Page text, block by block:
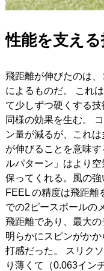
性能を支え
飛距離が伸びたのは
によるものだ。 これ
て少しずつ硬くする
同様の効果を生む。
ン量が減るが、これ
が伸びることを意味
ルパターン」はより
保ってくれる。風の
FEEL の精度は飛距離
での2ピースボールの
飛距離であり、最大
明らかにスピンがか
打感だった。 スリク
り薄くて（0.063イン